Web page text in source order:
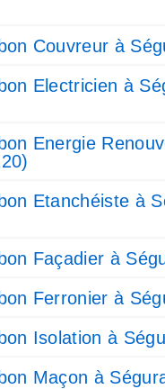
Couvreur à
Electricien à
Energie
Etanchéiste à
Façadier à
Ferronier à
Isolation à
Maçon à